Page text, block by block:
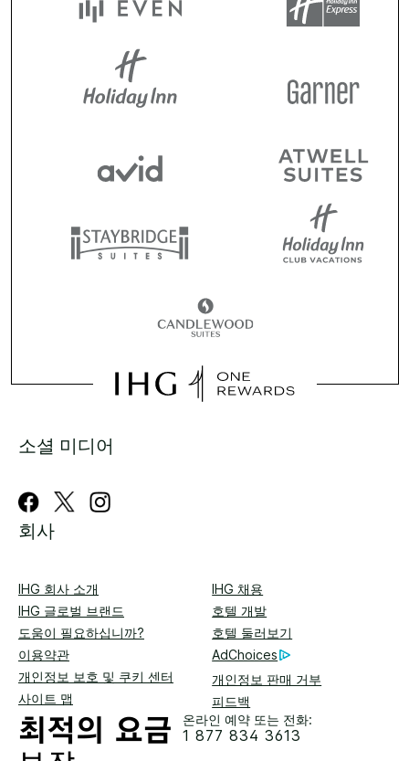
소셜 미디어
회사
IHG 회사 소개
IHG 채용
IHG 글로벌 브랜드
호텔 개발
도움이 필요하십니까?
호텔 둘러보기
이용약관
AdChoices
개인정보 보호 및 쿠키 센터
개인정보 판매 거부
사이트 맵
피드백
온라인 예약 또는 전화:
1 877 834 3613